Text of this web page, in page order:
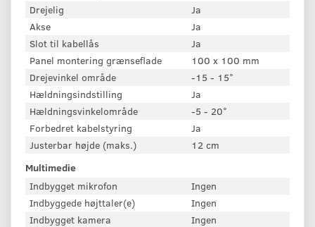
Drejelig
Ja
Akse
Ja
Slot til kabellås
Ja
Panel montering grænseflade
100 x 100 mm
Drejevinkel område
-15 - 15°
Hældningsindstilling
Ja
Hældningsvinkelområde
-5 - 20°
Forbedret kabelstyring
Ja
Justerbar højde (maks.)
12 cm
Multimedie
Indbygget mikrofon
Ingen
Indbyggede højttaler(e)
Ingen
Indbygget kamera
Ingen